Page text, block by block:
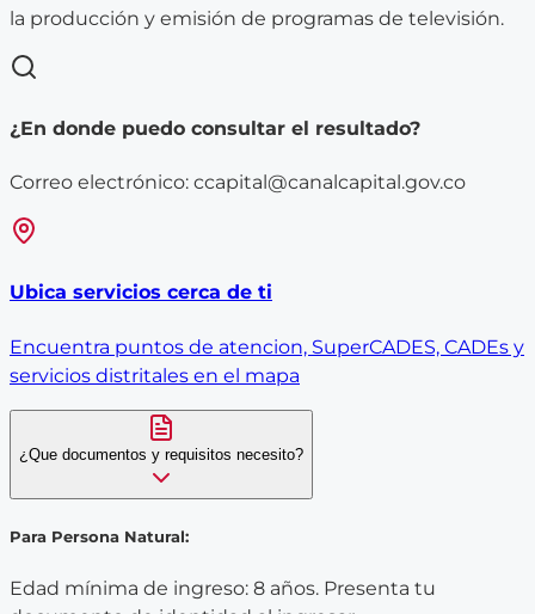
la producción y emisión de programas de televisión.
¿En donde puedo consultar el resultado?
Correo electrónico: ccapital@canalcapital.gov.co
Ubica servicios cerca de ti
Encuentra puntos de atencion, SuperCADES, CADEs y
servicios distritales en el mapa
¿Que documentos y requisitos necesito?
Para Persona Natural:
Edad mínima de ingreso: 8 años. Presenta tu